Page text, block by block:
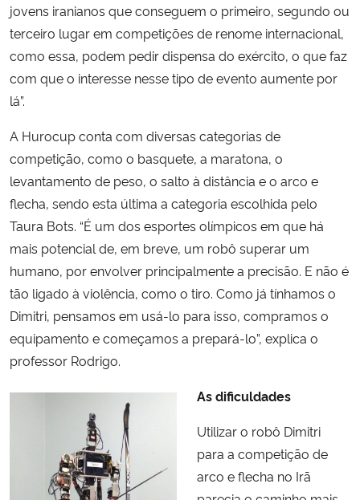
jovens iranianos que conseguem o primeiro, segundo ou
terceiro lugar em competições de renome internacional,
como essa, podem pedir dispensa do exército, o que faz
com que o interesse nesse tipo de evento aumente por
lá”.
A Hurocup conta com diversas categorias de
competição, como o basquete, a maratona, o
levantamento de peso, o salto à distância e o arco e
flecha, sendo esta última a categoria escolhida pelo
Taura Bots. “É um dos esportes olímpicos em que há
mais potencial de, em breve, um robô superar um
humano, por envolver principalmente a precisão. E não é
tão ligado à violência, como o tiro. Como já tínhamos o
Dimitri, pensamos em usá-lo para isso, compramos o
equipamento e começamos a prepará-lo”, explica o
professor Rodrigo.
As dificuldades
Utilizar o robô Dimitri
para a competição de
arco e flecha no Irã